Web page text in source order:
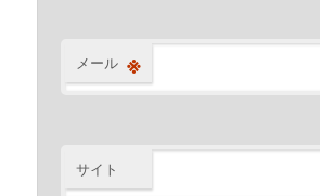
メール ※
サイト